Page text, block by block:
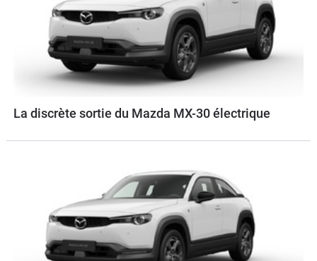
La discrète sortie du Mazda MX-30 électrique